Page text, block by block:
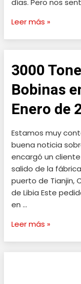
días. Pero nos
Iran
Leer más »
3000
Bobinas
Enero de
Estamos muy
buena noticia
encargó un
salido de la
puerto de Tianjin,
de Libia Este
en …
3000
Toneladas
de
PPGI
Bobinas
a
Libia
Enero
de
2024
Leer más »